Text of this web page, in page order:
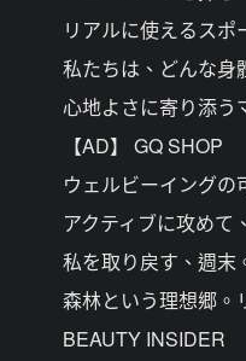
リアルに使えるス
私たちは、どんな身
心地よさに寄り添う
【AD】 GQ SHOP
ウェルビーイング
アクティブに攻めて
私を取り戻す、週末
森林という理想郷。
BEAUTY INSIDER